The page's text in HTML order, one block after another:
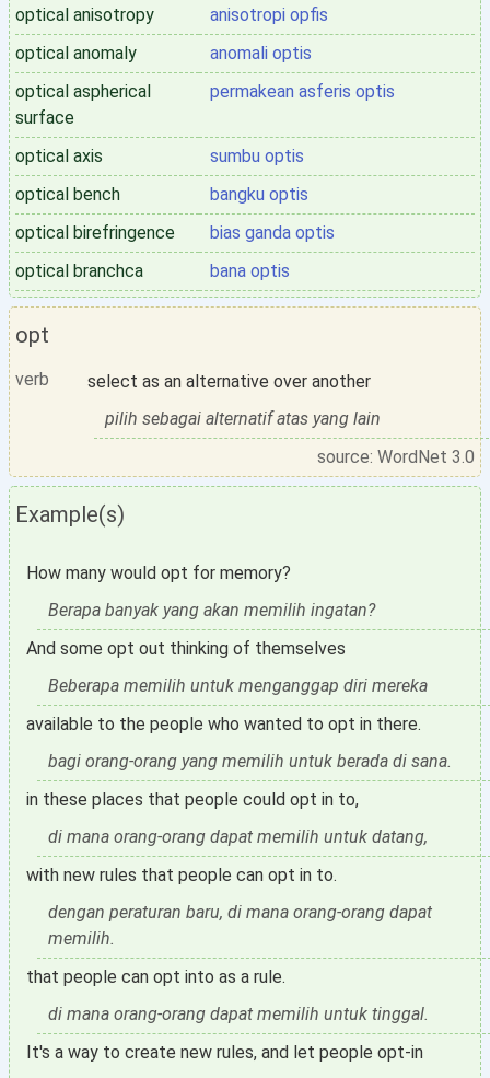
optical anisotropy
anisotropi opfis
optical anomaly
anomali optis
optical aspherical
surface
permakean asferis optis
optical axis
sumbu optis
optical bench
bangku optis
optical birefringence
bias ganda optis
optical branchca
bana optis
opt
verb
select as an alternative over another
pilih sebagai alternatif atas yang lain
source: WordNet 3.0
Example(s)
How many would opt for memory?
Berapa banyak yang akan memilih ingatan?
And some opt out thinking of themselves
Beberapa memilih untuk menganggap diri mereka
available to the people who wanted to opt in there.
bagi orang-orang yang memilih untuk berada di sana.
in these places that people could opt in to,
di mana orang-orang dapat memilih untuk datang,
with new rules that people can opt in to.
dengan peraturan baru, di mana orang-orang dapat
memilih.
that people can opt into as a rule.
di mana orang-orang dapat memilih untuk tinggal.
It's a way to create new rules, and let people opt-in